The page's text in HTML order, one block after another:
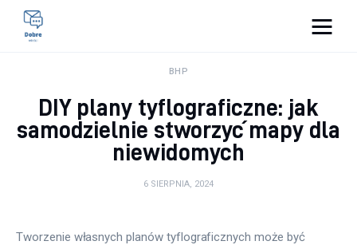
Lifestyle
Kunchnia i kulinaria
BHP
DIY plany tyflograficzne: jak
samodzielnie stworzyć mapy dla
niewidomych
6 SIERPNIA, 2024
Tworzenie własnych planów tyflograficznych może być